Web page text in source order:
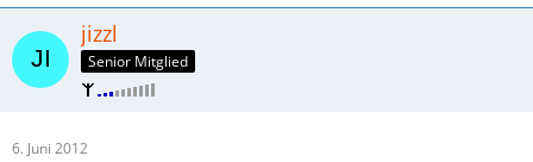
jizzl
Senior Mitglied
6. Juni 2012